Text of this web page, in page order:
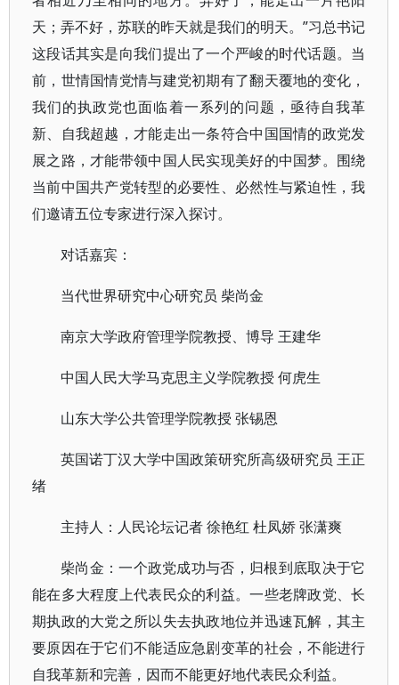
天；弄不好，苏联的昨天就是我们的明天。”习总书记
这段话其实是向我们提出了一个严峻的时代话题。当
前，世情国情党情与建党初期有了翻天覆地的变化，
我们的执政党也面临着一系列的问题，亟待自我革
新、自我超越，才能走出一条符合中国国情的政党发
展之路，才能带领中国人民实现美好的中国梦。围绕
当前中国共产党转型的必要性、必然性与紧迫性，我
们邀请五位专家进行深入探讨。
对话嘉宾：
当代世界研究中心研究员 柴尚金
南京大学政府管理学院教授、博导 王建华
中国人民大学马克思主义学院教授 何虎生
山东大学公共管理学院教授 张锡恩
英国诺丁汉大学中国政策研究所高级研究员 王正
绪
主持人：人民论坛记者 徐艳红 杜凤娇 张潇爽
柴尚金：一个政党成功与否，归根到底取决于它
能在多大程度上代表民众的利益。一些老牌政党、长
期执政的大党之所以失去执政地位并迅速瓦解，其主
要原因在于它们不能适应急剧变革的社会，不能进行
自我革新和完善，因而不能更好地代表民众利益。